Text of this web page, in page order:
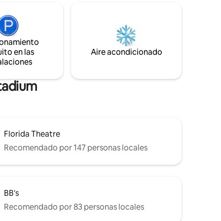
la
unos
equipada para una estancia fantástica. La
casa fue diseñada para parecerse a una
casa histórica centenaria. Cuenta con
porches delanteros y traseros con un
en las
Aire acondicionado
Florida Theatre
Recomendado por 147 personas locales
BB's
Recomendado por 83 personas locales